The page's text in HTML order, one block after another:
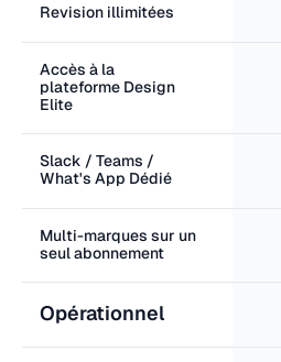
Revision illimitées
Accès à la
plateforme Design
Elite
Slack / Teams /
What's App Dédié
Multi-marques sur un
seul abonnement
Opérationnel